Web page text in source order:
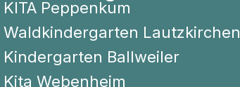
KITA Peppenkum
Waldkindergarten Lautzkirchen
Kindergarten Ballweiler
Kita Webenheim